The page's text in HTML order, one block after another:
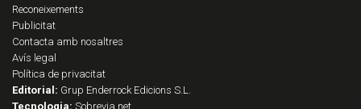
Reconeixements
Publicitat
Contacta amb nosaltres
Avís legal
Política de privacitat
Editorial: Grup Enderrock Edicions S.L.
Tecnologia: Sobrevia.net